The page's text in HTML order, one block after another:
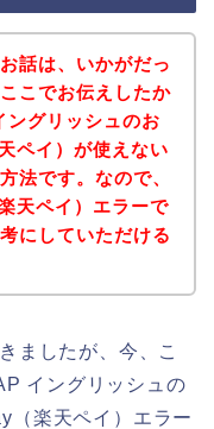
話は、いかがだっ
こでお伝えしたか
ングリッシュのお
ペイ）が使えない
法です。なので、
天ペイ）エラーで
にしていただける
ましたが、今、こ
イングリッシュの
（楽天ペイ）エラー